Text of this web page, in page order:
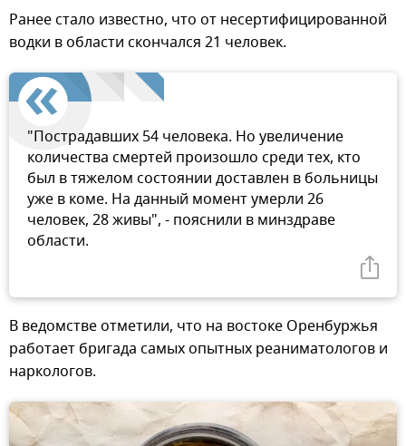
Ранее стало известно, что от несертифицированной
водки в области скончался 21 человек.
"Пострадавших 54 человека. Но увеличение
количества смертей произошло среди тех, кто
был в тяжелом состоянии доставлен в больницы
уже в коме. На данный момент умерли 26
человек, 28 живы", - пояснили в минздраве
области.
В ведомстве отметили, что на востоке Оренбуржья
работает бригада самых опытных реаниматологов и
наркологов.